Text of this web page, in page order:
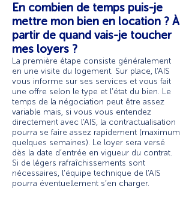
En combien de temps puis-je
mettre mon bien en location ? À
partir de quand vais-je toucher
mes loyers ?
La première étape consiste généralement
en une visite du logement. Sur place, l’AIS
vous informe sur ses services et vous fait
une offre selon le type et l’état du bien. Le
temps de la négociation peut être assez
variable mais, si vous vous entendez
directement avec l’AIS, la contractualisation
pourra se faire assez rapidement (maximum
quelques semaines). Le loyer sera versé
dès la date d’entrée en vigueur du contrat.
Si de légers rafraîchissements sont
nécessaires, l’équipe technique de l’AIS
pourra éventuellement s’en charger.